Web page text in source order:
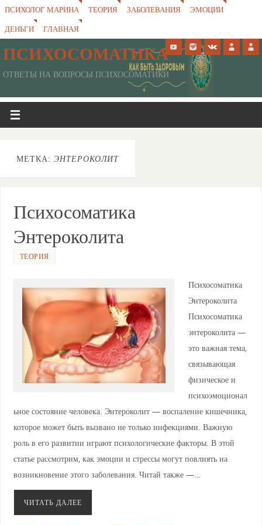
ПСИХОЛОГ МАРИНА ТЕОРИЯ ЗАБОЛЕВАНИЯ
ЭМОЦИИ
ДЕНЬГИ
ГЛАВНАЯ
ПСИХОСОМАТИКА
ОТВЕТЫ НА ВОПРОСЫ ПСИХОСОМАТИКИ
МЕТКА: ЭНТЕРОКОЛИТ
Психосоматика
Энтероколита
ТЕОРИЯ
Психосоматика
Энтероколита
Психосоматика
энтероколита —
это важная тема,
связывающая
физическое и
психоэмоционал
ьное состояние человека. Энтероколит — воспаление кишечника,
которое может быть вызвано не только инфекциями. Важную
роль в его развитии играют психологические факторы. В этой
статье рассмотрим, как эмоции и стрессы могут повлиять на
возникновение этого заболевания. Читай также —…
ЧИТАТЬ ДАЛЕЕ